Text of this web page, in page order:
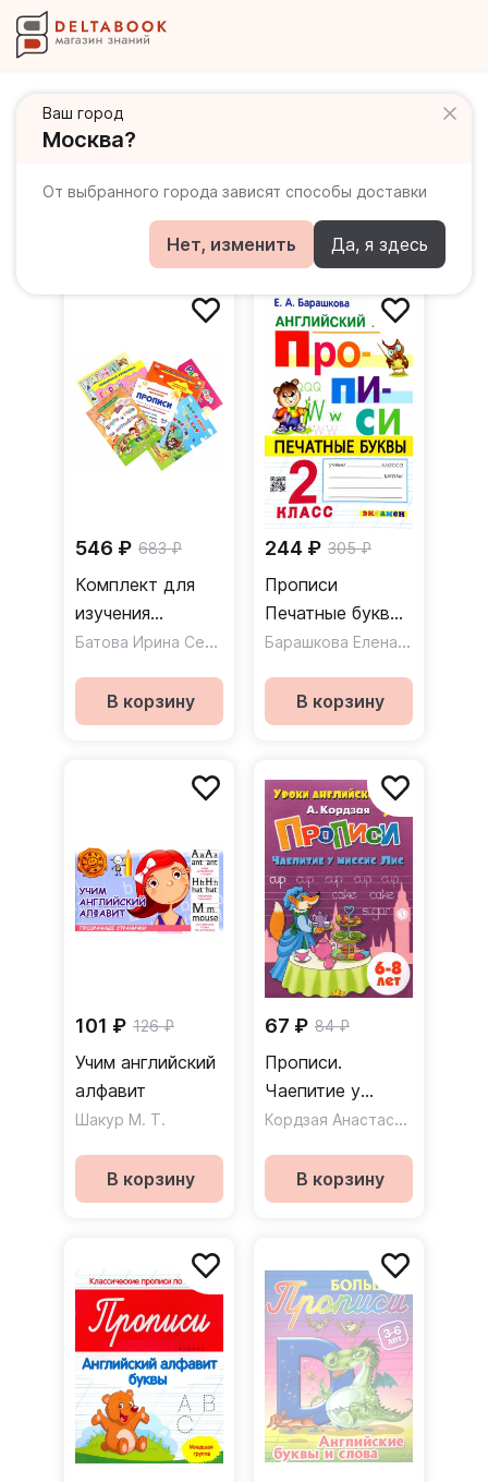
Ваш город
Москва?
От выбранного города зависят способы доставки
Нет, изменить Да, я здесь
Прописи на английском
Популярное
По убыванию цены
По возрастанию цены
Фильтры
546 ₽ 683 ₽
Комплект для
изучения
английского
Батова Ирина Сергеевна ,Куклева Наталья
В корзину
244 ₽ 305 ₽
Прописи
Печатные буквы
2 класс
Барашкова Елена Александровна
В корзину
101 ₽ 126 ₽
Учим английский
алфавит
Шакур М. Т.
В корзину
67 ₽ 84 ₽
Прописи.
Чаепитие у
миссис Лис. Для
Кордзая Анастасия Евгеньевна
В корзину